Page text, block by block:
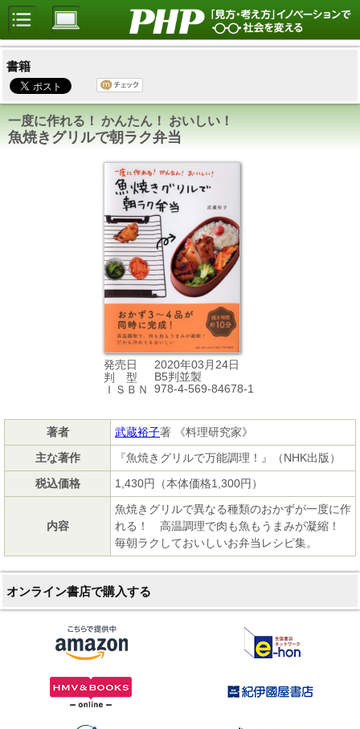
書籍
一度に作れる！ かんたん！ おいしい！
魚焼きグリルで朝ラク弁当
発売日
2020年03月24日
判 型
B5判並製
ＩＳＢＮ
978-4-569-84678-1
著者 武蔵裕子著 《料理研究家》
主な著作
『魚焼きグリルで万能調理！』（NHK出版）
税込価格
1,430円（本体価格1,300円）
内容
魚焼きグリルで異なる種類のおかずが一度に作
れる！ 高温調理で肉も魚もうまみが凝縮！
毎朝ラクしておいしいお弁当レシピ集。
オンライン書店で購入する